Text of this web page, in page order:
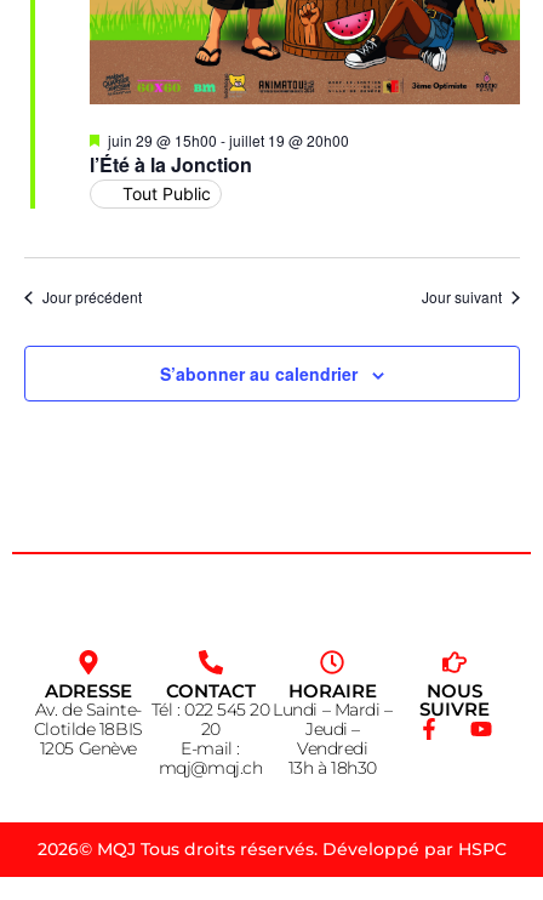
l’Été à la Jonction
Mis
en
avant
juin 29 @ 15h00 -juillet 19 @ 20h00
Tout Public
Jour précédent Jour suivant
S’abonner au calendrier
ADRESSE
Av. de Sainte-
Clotilde 18BIS
1205 Genève
CONTACT
Tél : 022 545 20
20
E-mail :
mqj@mqj.ch
HORAIRE
Lundi – Mardi –
Jeudi –
Vendredi
13h à 18h30
NOUS
SUIVRE
2026© MQJ Tous droits réservés. Développé par HSPC